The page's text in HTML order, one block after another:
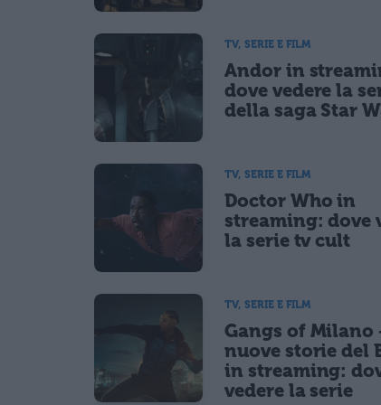
TV, SERIE E FILM
Andor in
dove vedere la
della saga Star
TV, SERIE E FILM
Doctor Who in
streaming: dove
la serie tv cult
TV, SERIE E FILM
Gangs of Milano
nuove storie del
in streaming:
vedere la serie